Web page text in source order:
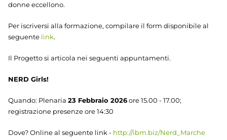
donne eccellono.
Per iscriversi alla formazione, compilare il form disponibile al
seguente link.
Il Progetto si articola nei seguenti appuntamenti.
NERD Girls!
Quando: Plenaria 23 Febbraio 2026ore 15.00 - 17.00;
registrazione presenze ore 14:30
Dove? Online al seguente link - http://ibm.biz/Nerd_Marche